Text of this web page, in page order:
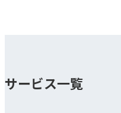
サービス一覧